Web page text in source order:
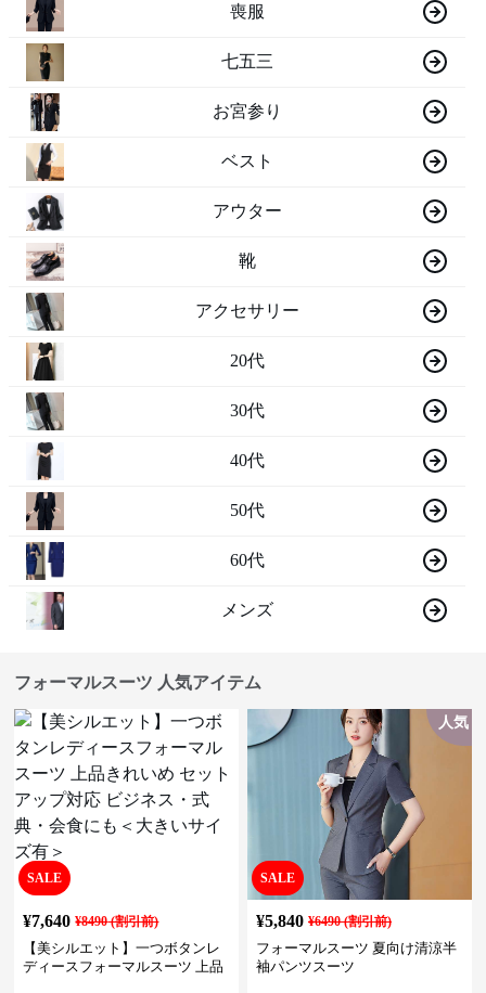
喪服
七五三
お宮参り
ベスト
アウター
靴
アクセサリー
20代
30代
40代
50代
60代
メンズ
フォーマルスーツ 人気アイテム
SALE
¥7,640 ¥8490(割引前)
【美シルエット】一つボタンレ
ディースフォーマルスーツ 上品
SALE
人気
¥5,840 ¥6490(割引前)
フォーマルスーツ 夏向け清涼半
袖パンツスーツ